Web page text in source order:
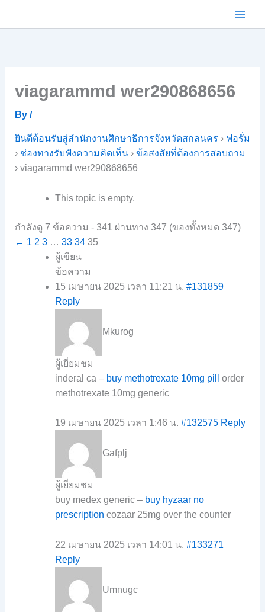
viagarammd wer290868656
By /
ยินดีต้อนรับสู่สำนักงานศึกษาธิการจังหวัดสกลนคร › ฟอรั่ม
› ช่องทางรับฟังความคิดเห็น › ข้อสงสัยที่ต้องการสอบถาม
› viagarammd wer290868656
This topic is empty.
กำลังดู 7 ข้อความ - 341 ผ่านทาง 347 (ของทั้งหมด 347)
← 1 2 3 … 33 34 35
ผู้เขียน
ข้อความ
15 เมษายน 2025 เวลา 11:21 น. #131859
Reply
Mkurog
ผู้เยี่ยมชม
inderal ca – buy methotrexate 10mg pill
order
methotrexate 10mg generic
19 เมษายน 2025 เวลา 1:46 น. #132575 Reply
Gafplj
ผู้เยี่ยมชม
buy medex generic – buy hyzaar no
prescription cozaar 25mg over the counter
22 เมษายน 2025 เวลา 14:01 น. #133271
Reply
Umnugc